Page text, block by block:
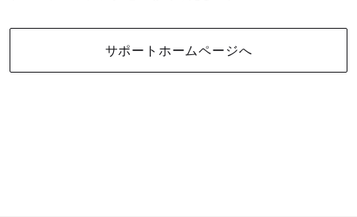
サポートホームページへ